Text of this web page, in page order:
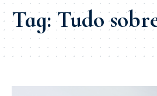
Tag:Tudo